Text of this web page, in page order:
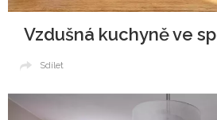
Sdílet